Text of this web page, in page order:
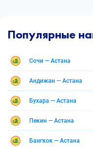
Популярные
Сочи — Астана
Андижан — Астана
Бухара — Астана
Пекин — Астана
Бангкок — Астана